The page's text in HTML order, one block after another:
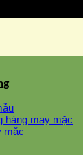
hàng may mặc
mặc